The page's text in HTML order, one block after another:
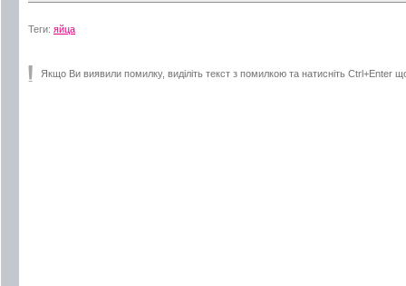
Теги: яйца
Якщо Ви виявили помилку, виділіть текст з помилкою та натисніть Ctrl+Enter